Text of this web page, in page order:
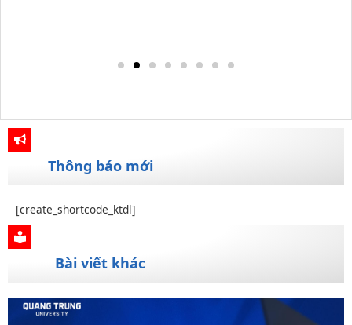
Thông báo mới
[create_shortcode_ktdl]
Bài viết khác